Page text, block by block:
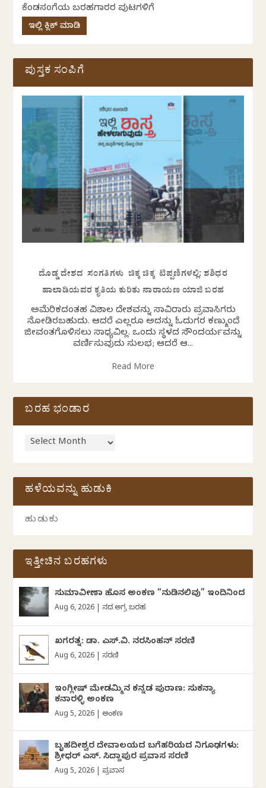
ಕೆಂಡಸಂಪಿಗೆಯ ಬರಹಗಾರರ ಪುಟಗಳಿಗೆ
ಇಲ್ಲಿ ಕ್ಲಿಕ್ ಮಾಡಿ
ಪುಸ್ತಕ ಸಂಪಿಗೆ
ದೊಡ್ಡ ದೇಶದ ಸಂಗತಿಗಳು ಚಿಕ್ಕ ಚಿಕ್ಕ ಟಿಪ್ಪಣಿಗಳಲ್ಲಿ: ಶಶಿಧರ
ಹಾಲಾಡಿಯವರ ಕೃತಿಯ ಕುರಿತು ನಾರಾಯಣ ಯಾಜಿ ಬರಹ
ಅಮೆರಿಕದಂತಹ ವಿಶಾಲ ದೇಶವನ್ನು ಸಾವಿರಾರು ಪ್ರವಾಸಿಗರು
ನೋಡಿರಬಹುದು. ಆದರೆ ಎಲ್ಲರೂ ಅದನ್ನು ಓದುಗರ ಕಣ್ಮುಂದೆ
ಜೀವಂತಗೊಳಿಸಲು ಸಾಧ್ಯವಿಲ್ಲ. ಒಂದು ಸ್ಥಳದ ಸೌಂದರ್ಯವನ್ನು
ವರ್ಣಿಸುವುದು ಸುಲಭ; ಆದರೆ ಆ...
Read More
ಬರಹ ಭಂಡಾರ
ಹಳೆಯವನ್ನು ಹುಡುಕಿ
ಇತ್ತೀಚಿನ ಬರಹಗಳು
ಸುಮಾವೀಣಾ ಹೊಸ ಅಂಕಣ “ನುಡಿನಲಿವು” ಇಂದಿನಿಂದ
Aug 6, 2026 ದಿನದ ಅಗ್ರ ಬರಹ
ಖಗರತ್ನ: ಡಾ. ಎಸ್.ವಿ. ನರಸಿಂಹನ್‌‌ ಸರಣಿ
Aug 6, 2026 ಸರಣಿ
ಇಂಗ್ಲೀಷ್ ಮೇಡಮ್ಮಿನ ಕನ್ನಡ ಪುರಾಣ: ಸುಕನ್ಯಾ
ಕನಾರಳ್ಳಿ ಅಂಕಣ
Aug 5, 2026 ಅಂಕಣ
ಬೃಹದೀಶ್ವರ ದೇವಾಲಯದ ಬಗೆಹರಿಯದ ನಿಗೂಢಗಳು:
ಶ್ರೀಧರ್‌ ಎಸ್.‌ ಸಿದ್ದಾಪುರ ಪ್ರವಾಸ ಸರಣಿ
Aug 5, 2026 ಪ್ರವಾಸ